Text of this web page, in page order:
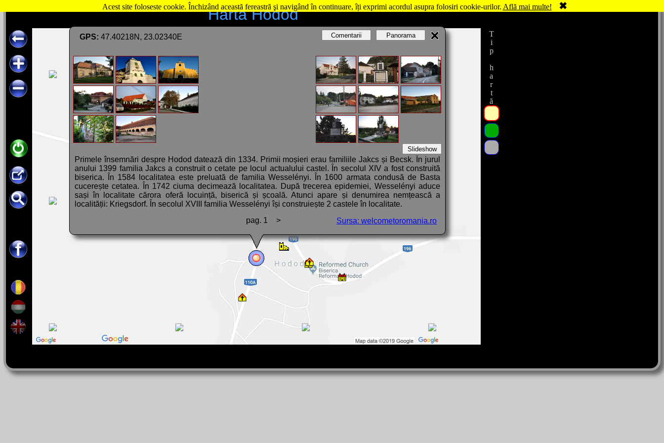
Acest site foloseste cookie. Închizând această fereastră şi navigând în continuare, îți exprimi acordul asupra folosiri cookie-urilor. Află mai multe! ✖
Hartă Hodod
Primele însemnări despre Hodod datează din 1334. Primii moșieri erau familiile Jakcs și Becsk. În jurul
anului 1399 familia Jakcs a construit o cetate pe locul actualului castel. În secolul XIV a fost construită
biserica. În 1584 localitatea este preluată de familia Wesselényi. În 1600 armata condusă de Basta
cucerește cetatea. În 1742 ciuma decimează localitatea. După trecerea epidemiei, Wesselényi aduce
sași în localitate cărora oferă locuință, biserică și școală. Atunci apare și denumirea nemțească a
localității: Kriegsdorf. În secolul XVIII familia Wesselényi își construiește 2 castele în localitate.
Sursa: welcometoromania.ro
GPS: 47.40218N, 23.02340E
Slideshow
Comentarii Panorama
pag. 1 >
Tip hartă